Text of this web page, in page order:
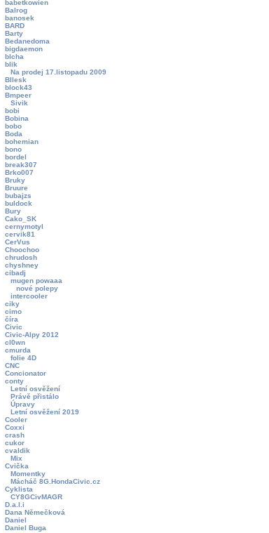
babetkowien
Balrog
banosek
BARD
Barty
Bedanedoma
bigdaemon
blcha
blik
Na prodej 17.listopadu 2009
Bllesk
block43
Bmpeer
Sivik
bobi
Bobina
bobo
Boda
bohemian
bono
bordel
break307
Brko007
Bruky
Bruure
bubajzs
buldock
Bury
Cako_SK
cernymotyl
cervik81
CerVus
Choochoo
chrudosh
chyshney
cibadj
mugen powaaa
nové polepy
intercooler
ciky
cimo
číra
Civic
Civic-Alpy 2012
cl0wn
cmurda
folie 4D
CNC
Concionator
conty
Letní osvěžení
Právě přistálo
Úpravy
Letní osvěžení 2019
Cooler
Coxxi
crash
cukor
cvaldik
Mix
Cvička
Momentky
Mácháč 8G.HondaCivic.cz
Cyklista
CY8GCivMAGR
D.a.l.i
Dana Němečková
Daniel
Daniel Buga